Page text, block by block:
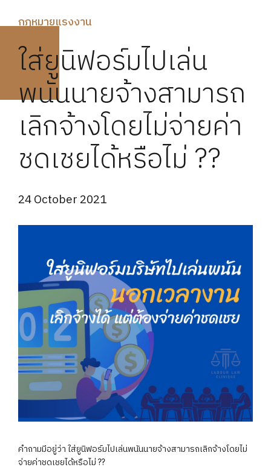
กฏหมายแรงงาน
ใส่ยูนิฟอร์มไปเล่น
พนันนายจ้างสามารถ
เลิกจ้างโดยไม่จ่ายค่า
ชดเชยได้หรือไม่ ??
24 October 2021
คำถามมีอยู่ว่า ใส่ยูนิฟอร์มไปเล่นพนันนายจ้างสามารถเลิกจ้างโดยไม่
จ่ายค่าชดเชยได้หรือไม่ ??